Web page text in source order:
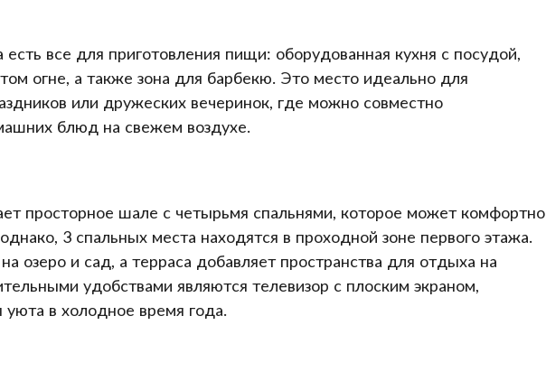
все для приготовления пищи: оборудованная кухня с посудой,
огне, а также зона для барбекю. Это место идеально для
или дружеских вечеринок, где можно совместно
блюд на свежем воздухе.
просторное шале с четырьмя спальнями, которое может комфортно
3 спальных места находятся в проходной зоне первого этажа.
озеро и сад, а терраса добавляет пространства для отдыха на
удобствами являются телевизор с плоским экраном,
в холодное время года.